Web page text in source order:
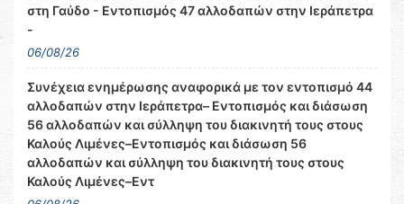
στη Γαύδο - Εντοπισμός 47 αλλοδαπών στην Ιεράπετρα
-
06/08/26
Συνέχεια ενημέρωσης αναφορικά με τον εντοπισμό 44
αλλοδαπών στην Ιεράπετρα– Εντοπισμός και διάσωση
56 αλλοδαπών και σύλληψη του διακινητή τους στους
Καλούς Λιμένες–Εντοπισμός και διάσωση 56
αλλοδαπών και σύλληψη του διακινητή τους στους
Καλούς Λιμένες–Εντ